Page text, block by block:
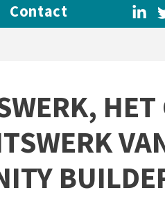
Contact
HET